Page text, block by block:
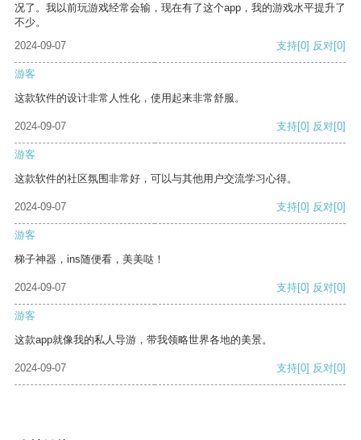
况了。我以前玩游戏经常会输，现在有了这个app，我的游戏水平提升了
不少。
2024-09-07
支持[0] 反对[0]
游客
这款软件的设计非常人性化，使用起来非常舒服。
2024-09-07 支持[0] 反对[0]
游客
这款软件的社区氛围非常好，可以与其他用户交流学习心得。
2024-09-07 支持[0] 反对[0]
游客
梯子神器，ins随便看，美美哒！
2024-09-07 支持[0] 反对[0]
游客
这款app就像我的私人导游，带我领略世界各地的美景。
2024-09-07 支持[0] 反对[0]